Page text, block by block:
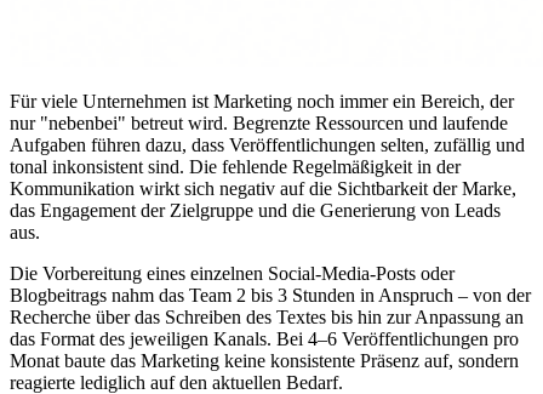
Für viele Unternehmen ist Marketing noch immer ein Bereich, der
nur "nebenbei" betreut wird. Begrenzte Ressourcen und laufende
Aufgaben führen dazu, dass Veröffentlichungen selten, zufällig und
tonal inkonsistent sind. Die fehlende Regelmäßigkeit in der
Kommunikation wirkt sich negativ auf die Sichtbarkeit der Marke,
das Engagement der Zielgruppe und die Generierung von Leads
aus.
Die Vorbereitung eines einzelnen Social-Media-Posts oder
Blogbeitrags nahm das Team 2 bis 3 Stunden in Anspruch – von der
Recherche über das Schreiben des Textes bis hin zur Anpassung an
das Format des jeweiligen Kanals. Bei 4–6 Veröffentlichungen pro
Monat baute das Marketing keine konsistente Präsenz auf, sondern
reagierte lediglich auf den aktuellen Bedarf.